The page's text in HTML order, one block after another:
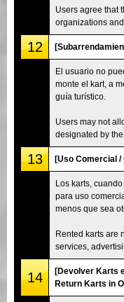
Users agree that
organizations
12
El usuario no
monte el kart, a
guía turístico.
Users may not
designated by
13 [Uso Comercial
Los karts,
para uso
menos que sea
Rented karts are
services,
14
[Devolver Karts
Return Karts in